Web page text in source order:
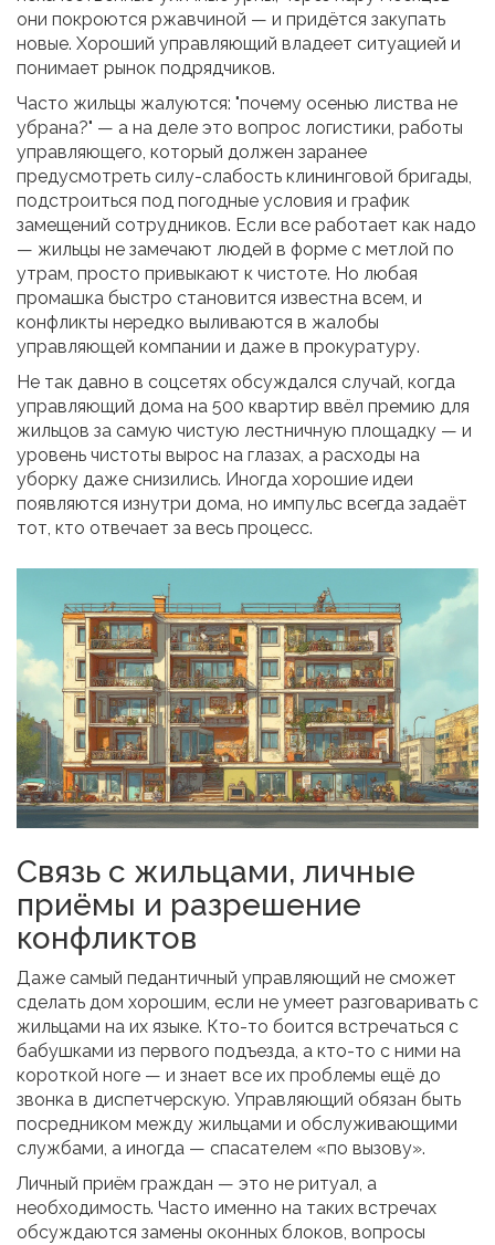
они покроются ржавчиной — и придётся закупать
новые. Хороший управляющий владеет ситуацией и
понимает рынок подрядчиков.
Часто жильцы жалуются: "почему осенью листва не
убрана?" — а на деле это вопрос логистики, работы
управляющего, который должен заранее
предусмотреть силу-слабость клининговой бригады,
подстроиться под погодные условия и график
замещений сотрудников. Если все работает как надо
— жильцы не замечают людей в форме с метлой по
утрам, просто привыкают к чистоте. Но любая
промашка быстро становится известна всем, и
конфликты нередко выливаются в жалобы
управляющей компании и даже в прокуратуру.
Не так давно в соцсетях обсуждался случай, когда
управляющий дома на 500 квартир ввёл премию для
жильцов за самую чистую лестничную площадку — и
уровень чистоты вырос на глазах, а расходы на
уборку даже снизились. Иногда хорошие идеи
появляются изнутри дома, но импульс всегда задаёт
тот, кто отвечает за весь процесс.
Связь с жильцами, личные
приёмы и разрешение
конфликтов
Даже самый педантичный управляющий не сможет
сделать дом хорошим, если не умеет разговаривать с
жильцами на их языке. Кто-то боится встречаться с
бабушками из первого подъезда, а кто-то с ними на
короткой ноге — и знает все их проблемы ещё до
звонка в диспетчерскую. Управляющий обязан быть
посредником между жильцами и обслуживающими
службами, а иногда — спасателем «по вызову».
Личный приём граждан — это не ритуал, а
необходимость. Часто именно на таких встречах
обсуждаются замены оконных блоков, вопросы